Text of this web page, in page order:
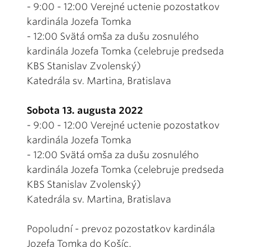
- 9:00 - 12:00 Verejné uctenie pozostatkov
kardinála Jozefa Tomka
- 12:00 Svätá omša za dušu zosnulého
kardinála Jozefa Tomka (celebruje predseda
KBS Stanislav Zvolenský)
Katedrála sv. Martina, Bratislava
Sobota 13. augusta 2022
- 9:00 - 12:00 Verejné uctenie pozostatkov
kardinála Jozefa Tomka
- 12:00 Svätá omša za dušu zosnulého
kardinála Jozefa Tomka (celebruje predseda
KBS Stanislav Zvolenský)
Katedrála sv. Martina, Bratislava
Popoludní - prevoz pozostatkov kardinála
Jozefa Tomka do Košíc.